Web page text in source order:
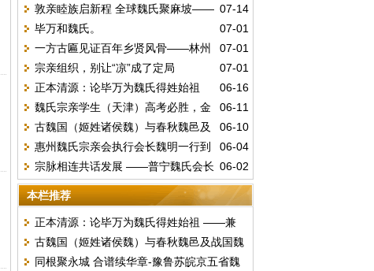
况点滴。
07-14
敦亲睦族启新程 全球魏氏聚麻坡——
第五届世魏恳亲大会暨麻属魏氏公会三十周
年庆典
07-01
毕万和魏氏。
07-01
一方古匾见证百年乡贤风骨——林州
魏庄村发现民国“維持地方”木匾
07-01
宗亲组织，别让“凉”成了定局
06-16
正本清源：论毕万为魏氏得姓始祖
——兼驳“古魏公族为源”说
06-11
魏氏宗亲学生（天津）高考必胜，金
榜题名。
06-10
古魏国（姬姓诸侯魏）与春秋魏邑及
战国魏国的文明嬗变
06-04
惠州魏氏宗亲会执行会长魏明一行到
访总会汇报工作并交流《唐台魏氏谱志》编
撰事宜
06-02
宗脉相连共话发展 ——普宁魏氏会长
魏李锦赴中山海洲开展宗亲座谈
本栏推荐
正本清源：论毕万为魏氏得姓始祖 ——兼
驳“古魏公族为源”说
古魏国（姬姓诸侯魏）与春秋魏邑及战国魏
国的文明嬗变
同根聚永城 合谱续华章-豫鲁苏皖京五省魏